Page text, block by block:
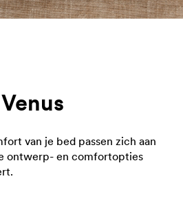
van je bed passen zich aan
ontwerp- en comfortopties